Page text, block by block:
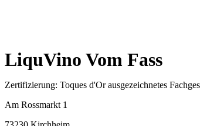
LiquVino Vom Fass
Zertifizierung: Toques d'Or ausgezeichnetes
Am Rossmarkt 1